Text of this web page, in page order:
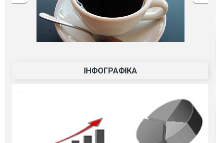
ІНФОГРАФІКА